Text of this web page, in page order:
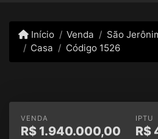
Início Venda
São
Casa
Código 1526
VENDA
R$ 1.940.000,00
IPTU
R$